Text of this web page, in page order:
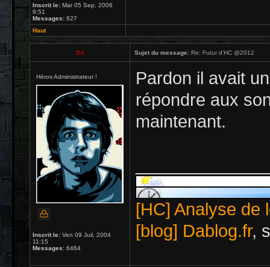
Inscrit le: Mar 05 Sep, 2006
9:51
Messages: 627
Haut
DA Sujet du message: Re: Futur d'HC @2012
Héros Administrateur !
Inscrit le: Ven 09 Juil, 2004
11:15
Messages: 6464
Pardon il avait
répondre aux
maintenant.
[HC] Analyse de
[blog] Dablog.fr,